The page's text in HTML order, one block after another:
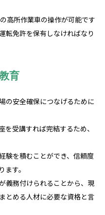
高所作業車の操作が可能です
転免許を保有しなければなり
育
の安全確保につなげるために
受講すれば完結するため、
験を積むことができ、信頼度
す。
義務付けられることから、現
とめる人材に必要な資格と言